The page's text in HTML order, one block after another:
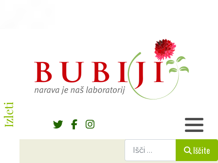
Izleti
Iščite